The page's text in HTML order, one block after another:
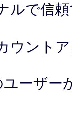
ルで信
ウント
ユーザー